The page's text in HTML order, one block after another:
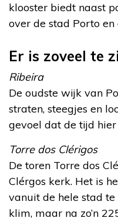
klooster biedt naast
over de stad Porto en
Er is zoveel te
Ribeira
De oudste wijk van
straten, steegjes en
gevoel dat de tijd
Torre dos Clérigos
De toren Torre dos
Clérgos kerk. Het is
vanuit de hele stad te
klim, maar na zo’n